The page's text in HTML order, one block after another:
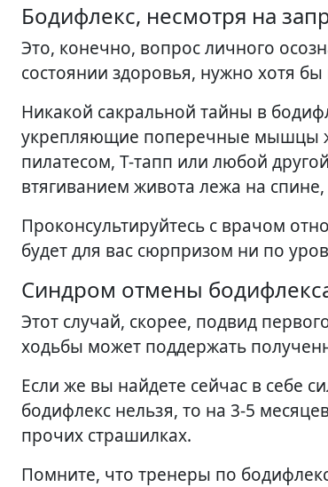
Бодифлекс, несмотря на
Это, конечно, вопрос личного
состоянии здоровья, нужно хотя
Никакой сакральной тайны в
укрепляющие поперечные мышцы
пилатесом, Т-тапп или любой
втягиванием живота лежа на
Проконсультируйтесь с врачом
будет для вас сюрпризом ни по
Синдром отмены
Этот случай, скорее, подвид
ходьбы может поддержать
Если же вы найдете сейчас в себе
бодифлекс нельзя, то на 3-5
прочих страшилках.
Помните, что тренеры по